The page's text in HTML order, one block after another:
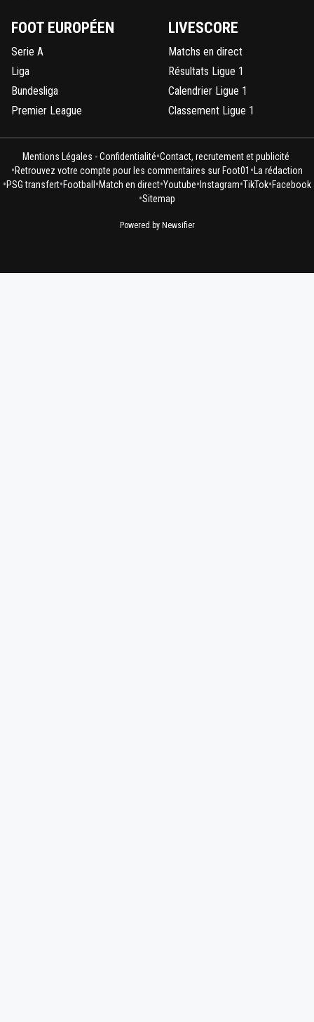
FOOT EUROPÉEN
Serie A
Liga
Bundesliga
Premier League
LIVESCORE
Matchs en direct
Résultats Ligue 1
Calendrier Ligue 1
Classement Ligue 1
Mentions Légales - Confidentialité•Contact, recrutement et publicité
•Retrouvez votre compte pour les commentaires sur Foot01 • La rédaction
•PSG transfert•Football •Match en direct•Youtube• Instagram•TikTok•Facebook
•Sitemap
Powered by Newsifier